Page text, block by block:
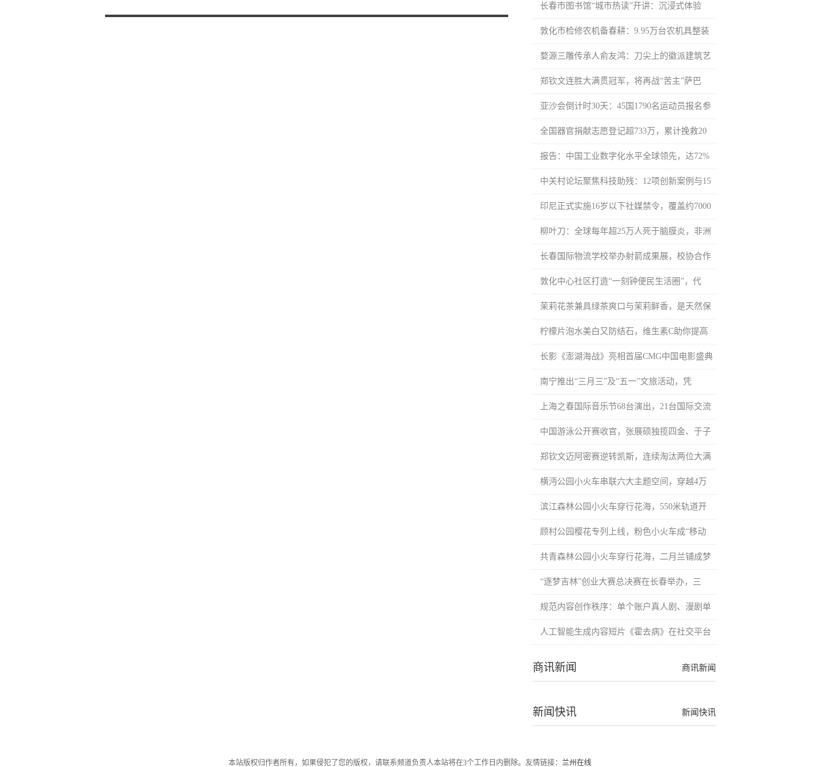
长春市图书馆“城市热读”开讲：沉浸式体验
敦化市检修农机备春耕：9.95万台农机具整装
婺源三雕传承人俞友鸿：刀尖上的徽派建筑艺
郑钦文连胜大满贯冠军，将再战“苦主”萨巴
亚沙会倒计时30天：45国1790名运动员报名参
全国器官捐献志愿登记超733万，累计挽救20
报告：中国工业数字化水平全球领先，达72%
中关村论坛聚焦科技助残：12项创新案例与15
印尼正式实施16岁以下社媒禁令，覆盖约7000
柳叶刀：全球每年超25万人死于脑膜炎，非洲
长春国际物流学校举办射箭成果展，校协合作
敦化中心社区打造“一刻钟便民生活圈”，代
茉莉花茶兼具绿茶爽口与茉莉鲜香，是天然保
柠檬片泡水美白又防结石，维生素C助你提高
长影《澎湖海战》亮相首届CMG中国电影盛典
南宁推出“三月三”及“五一”文旅活动，凭
上海之春国际音乐节68台演出，21台国际交流
中国游泳公开赛收官，张展硕独揽四金、于子
郑钦文迈阿密赛逆转凯斯，连续淘汰两位大满
横沔公园小火车串联六大主题空间，穿越4万
滨江森林公园小火车穿行花海，550米轨道开
顾村公园樱花专列上线，粉色小火车成“移动
共青森林公园小火车穿行花海，二月兰铺成梦
“逐梦吉林”创业大赛总决赛在长春举办，三
规范内容创作秩序：单个账户真人剧、漫剧单
人工智能生成内容短片《霍去病》在社交平台
商讯新闻
商讯新闻
新闻快讯
新闻快讯
本站版权归作者所有，如果侵犯了您的版权，请联系频道负责人本站将在3个工作日内删除。友情链接： 兰州在线